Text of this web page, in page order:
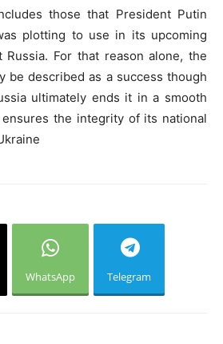
those that President Putin
plotting to use in its upcoming
Russia. For that reason alone, the
be described as a success though
ultimately ends it in a smooth
the integrity of its national
WhatsApp Telegram